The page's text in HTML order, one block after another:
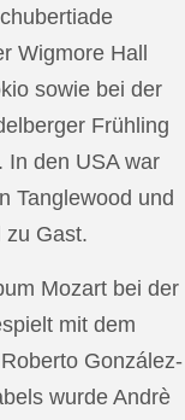
Wigmore Hall
sowie bei der
Frühling
In den USA war
Tanglewood und
zu Gast.
Mozart bei der
mit dem
González-
wurde Andrè